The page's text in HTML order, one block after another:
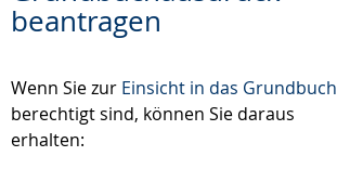
beantragen
Wenn Sie zur Einsicht in das Grundbuch
berechtigt sind, können Sie daraus
erhalten: